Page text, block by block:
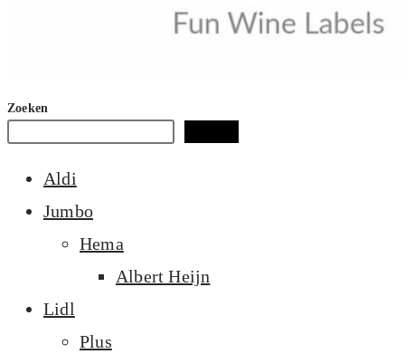
Zoeken
Aldi
Jumbo
Hema
Albert Heijn
Lidl
Plus